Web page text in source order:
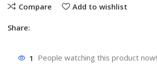
Compare Add to wishlist
Share:
1 People watching this product now!